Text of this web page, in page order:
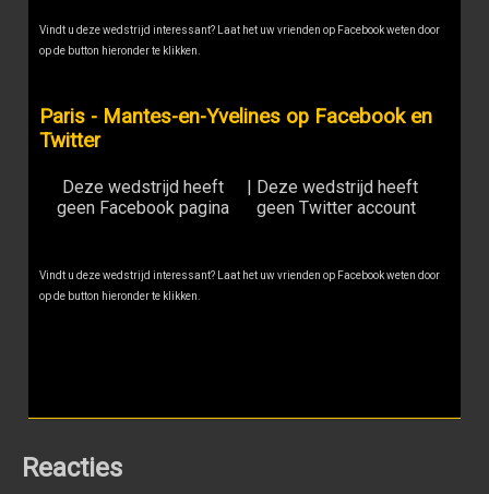
Vindt u deze wedstrijd interessant? Laat het uw vrienden op Facebook weten door
op de button hieronder te klikken.
Paris - Mantes-en-Yvelines op Facebook en
Twitter
Deze wedstrijd heeft
geen Facebook pagina
Deze wedstrijd heeft
geen Twitter account
Vindt u deze wedstrijd interessant? Laat het uw vrienden op Facebook weten door
op de button hieronder te klikken.
Reacties